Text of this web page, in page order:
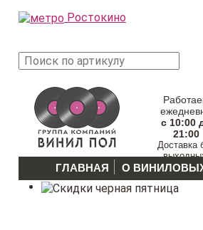
Ростокино
с 10:00
21:00
Доставка
ГЛАВНАЯ О